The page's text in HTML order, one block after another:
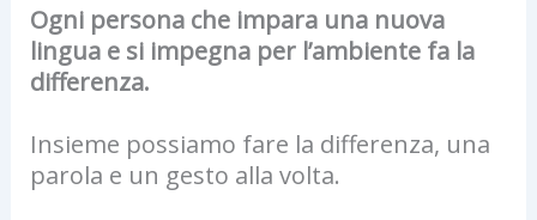
Ogni persona che impara una nuova
lingua e si impegna per l’ambiente fa la
differenza.
Insieme possiamo fare la differenza, una
parola e un gesto alla volta.